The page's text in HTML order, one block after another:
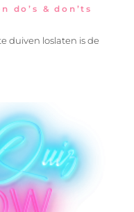
do’s & don’ts
duiven loslaten is de